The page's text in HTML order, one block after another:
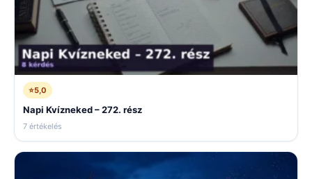
⭐5,0
Napi Kvízneked – 272. rész
7 értékelés